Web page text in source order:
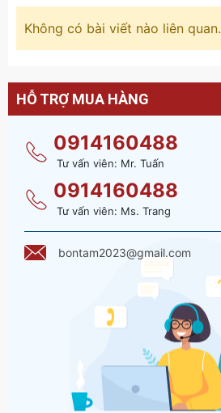
Không có bài viết nào liên quan.
HỖ TRỢ MUA HÀNG
0914160488
Tư vấn viên: Mr. Tuấn
0914160488
Tư vấn viên: Ms. Trang
bontam2023@gmail.com